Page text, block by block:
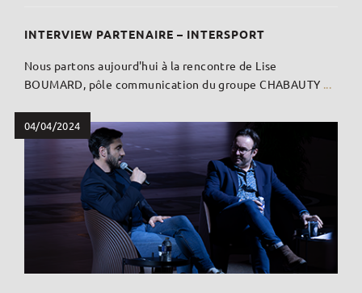
INTERVIEW PARTENAIRE – INTERSPORT
Nous partons aujourd'hui à la rencontre de Lise
BOUMARD, pôle communication du groupe CHABAUTY ...
04/04/2024